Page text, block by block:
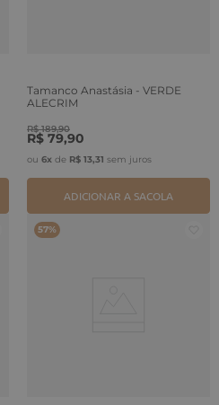
Tamanco Anastásia - VERDE
ALECRIM
R$ 189,90
R$ 79,90
ou 6x de R$ 13,31 sem juros
ADICIONAR A SACOLA
57%